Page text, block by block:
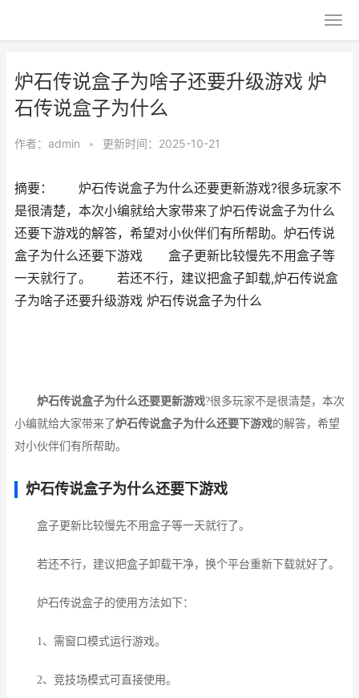
炉石传说盒子为啥子还要升级游戏 炉
石传说盒子为什么
作者： admin • 更新时间：2025-10-21
摘要： 炉石传说盒子为什么还要更新游戏?很多玩家不
是很清楚，本次小编就给大家带来了炉石传说盒子为什么
还要下游戏的解答，希望对小伙伴们有所帮助。炉石传说
盒子为什么还要下游戏 盒子更新比较慢先不用盒子等
一天就行了。 若还不行，建议把盒子卸载,炉石传说盒
子为啥子还要升级游戏 炉石传说盒子为什么
炉石传说盒子为什么还要更新游戏?很多玩家不是很清楚，本次
小编就给大家带来了炉石传说盒子为什么还要下游戏的解答，希望
对小伙伴们有所帮助。
炉石传说盒子为什么还要下游戏
盒子更新比较慢先不用盒子等一天就行了。
若还不行，建议把盒子卸载干净，换个平台重新下载就好了。
炉石传说盒子的使用方法如下：
1、需窗口模式运行游戏。
2、竞技场模式可直接使用。